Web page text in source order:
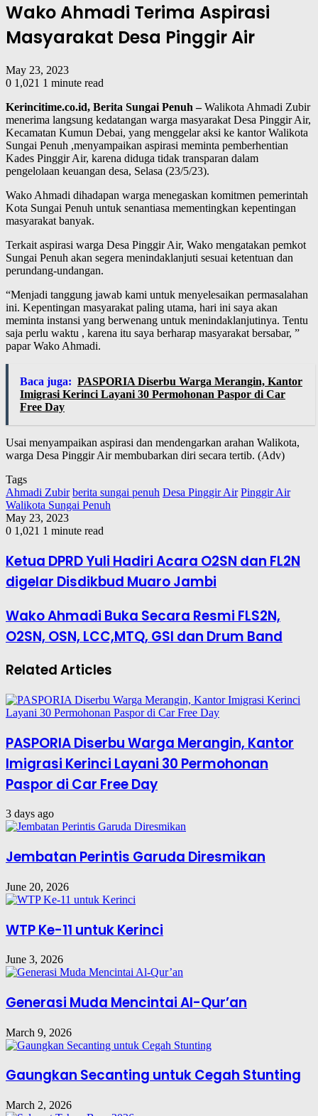
Wako Ahmadi Terima Aspirasi
Masyarakat Desa Pinggir Air
May 23, 2023
0 1,021 1 minute read
Kerincitime.co.id, Berita Sungai Penuh –Walikota Ahmadi Zubir
menerima langsung kedatangan warga masyarakat Desa Pinggir Air,
Kecamatan Kumun Debai, yang menggelar aksi ke kantor Walikota
Sungai Penuh ,menyampaikan aspirasi meminta pemberhentian
Kades Pinggir Air, karena diduga tidak transparan dalam
pengelolaan keuangan desa, Selasa (23/5/23).
Wako Ahmadi dihadapan warga menegaskan komitmen pemerintah
Kota Sungai Penuh untuk senantiasa mementingkan kepentingan
masyarakat banyak.
Terkait aspirasi warga Desa Pinggir Air, Wako mengatakan pemkot
Sungai Penuh akan segera menindaklanjuti sesuai ketentuan dan
perundang-undangan.
“Menjadi tanggung jawab kami untuk menyelesaikan permasalahan
ini. Kepentingan masyarakat paling utama, hari ini saya akan
meminta instansi yang berwenang untuk menindaklanjutinya. Tentu
saja perlu waktu , karena itu saya berharap masyarakat bersabar, ”
papar Wako Ahmadi.
Baca juga: PASPORIA Diserbu Warga Merangin, Kantor
Imigrasi Kerinci Layani 30 Permohonan Paspor di Car
Free Day
Usai menyampaikan aspirasi dan mendengarkan arahan Walikota,
warga Desa Pinggir Air membubarkan diri secara tertib. (Adv)
Tags
Ahmadi Zubir berita sungai penuh Desa Pinggir Air Pinggir Air
Walikota Sungai Penuh
May 23, 2023
0 1,021 1 minute read
Ketua DPRD Yuli Hadiri Acara O2SN dan FL2N
digelar Disdikbud Muaro Jambi
Wako Ahmadi Buka Secara Resmi FLS2N,
O2SN, OSN, LCC,MTQ, GSI dan Drum Band
Related Articles
PASPORIA Diserbu Warga Merangin, Kantor
Imigrasi Kerinci Layani 30 Permohonan
Paspor di Car Free Day
3 days ago
Jembatan Perintis Garuda Diresmikan
June 20, 2026
WTP Ke-11 untuk Kerinci
June 3, 2026
Generasi Muda Mencintai Al-Qur’an
March 9, 2026
Gaungkan Secanting untuk Cegah Stunting
March 2, 2026